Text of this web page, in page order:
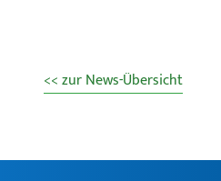
<< zur News-Übersicht